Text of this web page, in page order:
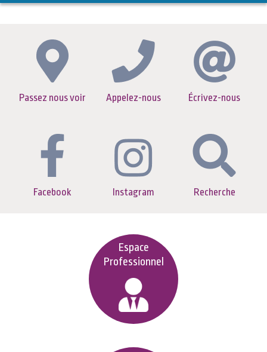
Passez nous voir Appelez-nous Écrivez-nous
Facebook Instagram Recherche
Espace
Professionnel